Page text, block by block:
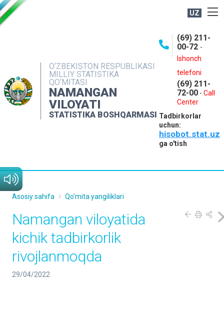
UZ
O‘ZBEKISTON RESPUBLIKASI
MILLIY STATISTIKA
QO‘MITASI
NAMANGAN
VILOYATI
STATISTIKA BOSHQARMASI
(69) 211-
00-72 -
Ishonch
telefoni
(69) 211-
72-00 - Call
Center
Tadbirkorlar
uchun:
hisobot.stat.uz
ga o'tish
NASHRLAR
INTERAKTIV XIZMATLAR
MATBUOT XIZMATI
MUROJAATLAR
Asosiy sahifa Qo'mita yangiliklari
Namangan viloyatida
kichik tadbirkorlik
rivojlanmoqda
29/04/2022